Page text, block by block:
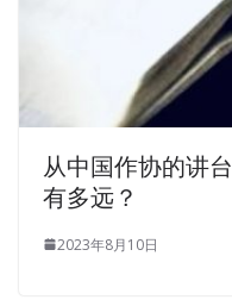
从中国作协的讲
有多远？
2023年8月10日